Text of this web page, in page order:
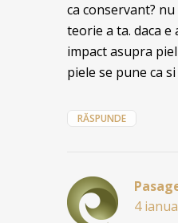
ca conservant?
teorie a ta. daca e
impact asupra
piele se pune ca
RĂSPUNDE
4